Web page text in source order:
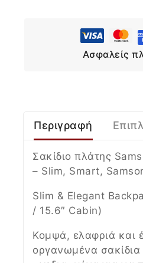
Ασφαλείς
Περιγραφή
Σακίδιο πλάτης
– Slim, Smart,
Slim & Elegant
/ 15.6″ Cabin)
Κομψά, ελαφριά και
οργανωμένα σακίδια